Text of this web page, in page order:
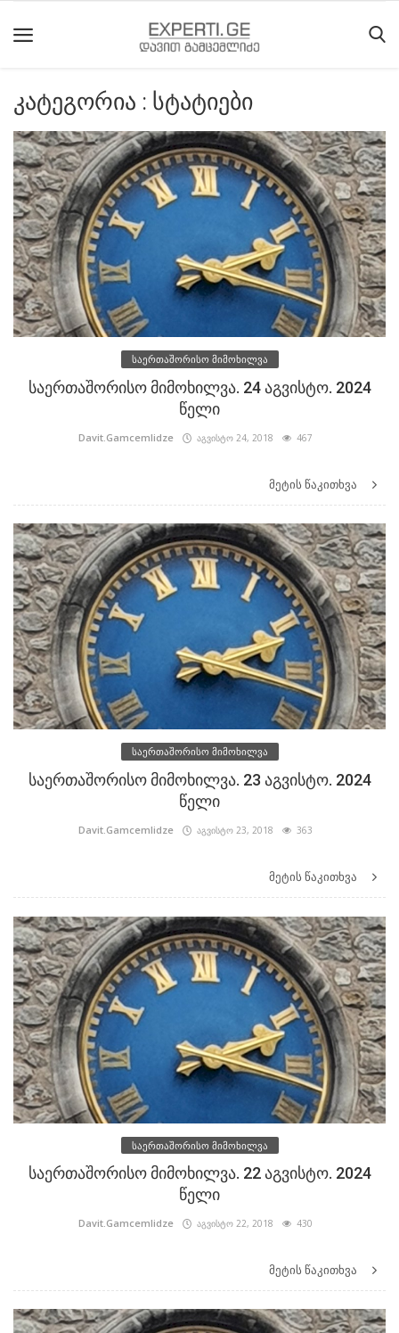
მიმდინარე
მოვლენები
საიტის
შესახებ
ეროვნული
მოძრაობის
ისტორია
კატეგორია : სტატიები
საერთაშორისო მიმოხილვა
საერთაშორისო მიმოხილვა. 24 აგვისტო. 2024
წელი
Davit.Gamcemlidze აგვისტო 24, 2018 467
მეტის წაკითხვა
საერთაშორისო მიმოხილვა
საერთაშორისო მიმოხილვა. 23 აგვისტო. 2024
წელი
Davit.Gamcemlidze აგვისტო 23, 2018 363
მეტის წაკითხვა
საერთაშორისო მიმოხილვა
საერთაშორისო მიმოხილვა. 22 აგვისტო. 2024
წელი
Davit.Gamcemlidze აგვისტო 22, 2018 430
მეტის წაკითხვა